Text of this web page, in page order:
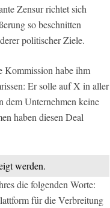
Zensur richtet sich
so beschnitten
politischer Ziele.
Kommission habe ihm
Er solle auf X in aller
dem Unternehmen keine
haben diesen Deal
werden.
die folgenden Worte:
für die Verbreitung